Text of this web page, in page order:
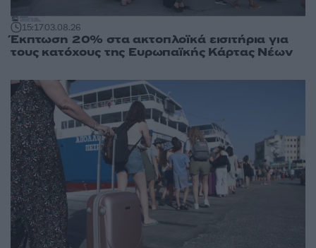
15:1703.08.26
Έκπτωση 20% στα ακτοπλοϊκά εισιτήρια για
τους κατόχους της Ευρωπαϊκής Κάρτας Νέων